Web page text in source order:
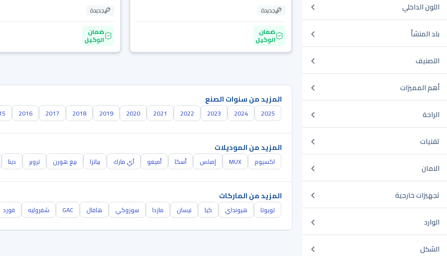
اللون الداخلي
بلد المنشأ
التصنيف
أهم المميزات
الراحة
تقنيات
الامان
تجهيزات خارجية
الوارد
الشكل
جديدة
ضمان
الوكيل
جديدة
ضمان
الوكيل
المزيد من سنوات الصنع
2025
2024
2023
2022
2021
2020
2019
2018
2017
2016
المزيد من الموديلات
اكسيوم MUX إمبلس أسكا أميغو آي مارك بياتزا بيغ هورن تروبر دينا
المزيد من الماركات
تويوتا هيونداي كيا نيسان مازدا سوزوكي هافال GAC شفروليه فورد